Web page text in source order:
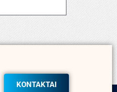
KONTAKTAI